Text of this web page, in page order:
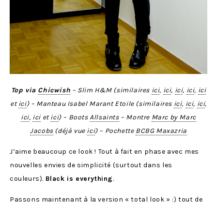
Top via Chicwish – Slim H&M (similaires ici, ici, ici, ici, ici
etici) – Manteau Isabel Marant Etoile (similaires ici, ici, ici,
ici, ici etici) – BootsAllsaints– Montre Marc by Marc
Jacobs(déjà vue ici) – Pochette BCBG Maxazria
J’aime beaucoup ce look ! Tout à fait en phase avec mes
nouvelles envies de simplicité (surtout dans les
couleurs). Black is everything.
Passons maintenant à la version « total look » :) tout de